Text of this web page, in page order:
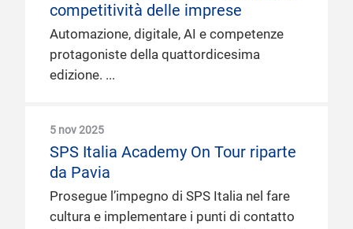
competitività delle imprese
Automazione, digitale, AI e competenze
protagoniste della quattordicesima
edizione.
5 nov 2025
SPS Italia Academy On Tour riparte
da Pavia
Prosegue l’impegno di SPS Italia nel fare
cultura e implementare i punti di contatto